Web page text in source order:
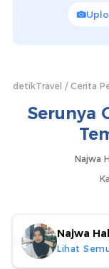
detikTravel Cerita
Serunya
Najwa
Najwa
Lihat